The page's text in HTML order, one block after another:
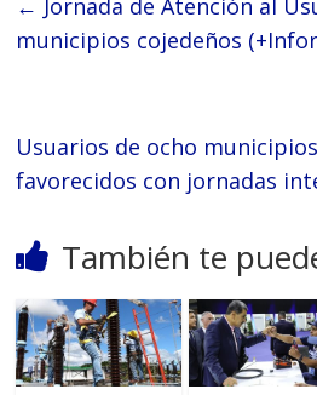
← Jornada de Atención al
municipios cojedeños
Usuarios de ocho
favorecidos con jornadas
También te